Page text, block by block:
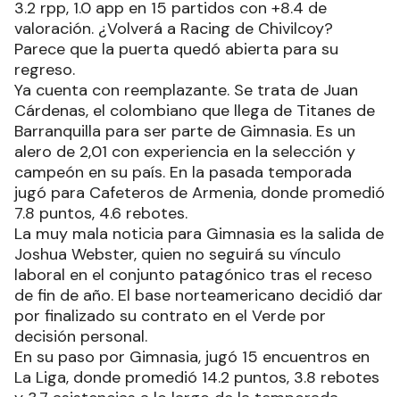
3.2 rpp, 1.0 app en 15 partidos con +8.4 de
valoración. ¿Volverá a Racing de Chivilcoy?
Parece que la puerta quedó abierta para su
regreso.
Ya cuenta con reemplazante. Se trata de Juan
Cárdenas, el colombiano que llega de Titanes de
Barranquilla para ser parte de Gimnasia. Es un
alero de 2,01 con experiencia en la selección y
campeón en su país. En la pasada temporada
jugó para Cafeteros de Armenia, donde promedió
7.8 puntos, 4.6 rebotes.
La muy mala noticia para Gimnasia es la salida de
Joshua Webster, quien no seguirá su vínculo
laboral en el conjunto patagónico tras el receso
de fin de año. El base norteamericano decidió dar
por finalizado su contrato en el Verde por
decisión personal.
En su paso por Gimnasia, jugó 15 encuentros en
La Liga, donde promedió 14.2 puntos, 3.8 rebotes